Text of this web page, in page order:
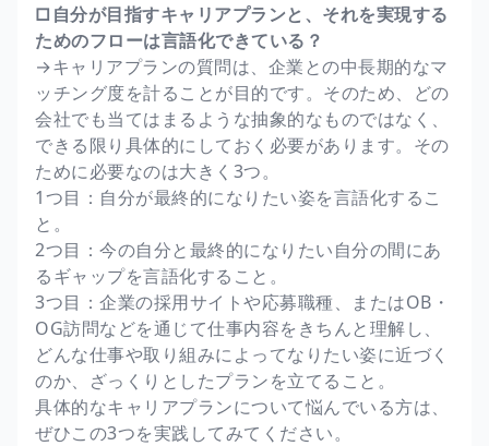
□自分が目指すキャリアプランと、それを実現する
ためのフローは言語化できている？
→キャリアプランの質問は、企業との中長期的なマ
ッチング度を計ることが目的です。そのため、どの
会社でも当てはまるような抽象的なものではなく、
できる限り具体的にしておく必要があります。その
ために必要なのは大きく3つ。
1つ目：自分が最終的になりたい姿を言語化するこ
と。
2つ目：今の自分と最終的になりたい自分の間にあ
るギャップを言語化すること。
3つ目：企業の採用サイトや応募職種、またはOB・
OG訪問などを通じて仕事内容をきちんと理解し、
どんな仕事や取り組みによってなりたい姿に近づく
のか、ざっくりとしたプランを立てること。
具体的なキャリアプランについて悩んでいる方は、
ぜひこの3つを実践してみてください。